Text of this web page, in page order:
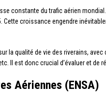
constante du trafic aérien
Cette croissance engendre
la qualité de vie des riverains,
Il est donc crucial d’évaluer et de
Aériennes (ENSA)